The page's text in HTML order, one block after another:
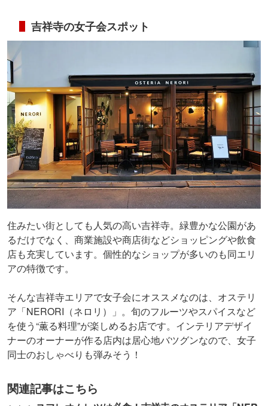
吉祥寺の女子会スポット
住みたい街としても人気の高い吉祥寺。緑豊かな公園があ
るだけでなく、商業施設や商店街などショッピングや飲食
店も充実しています。個性的なショップが多いのも同エリ
アの特徴です。
そんな吉祥寺エリアで女子会にオススメなのは、オステリ
ア「NERORI（ネロリ）」。旬のフルーツやスパイスなど
を使う“薫る料理”が楽しめるお店です。インテリアデザイ
ナーのオーナーが作る店内は居心地バツグンなので、女子
同士のおしゃべりも弾みそう！
関連記事はこちら